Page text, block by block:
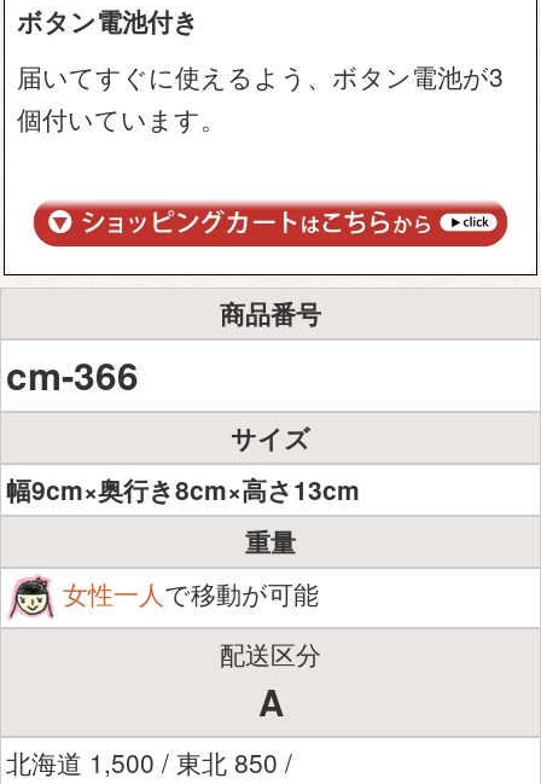
ボタン電池付き
届いてすぐに使えるよう、ボタン電池が3
個付いています。
商品番号
cm-366
サイズ
幅9cm×奥行き8cm×高さ13cm
重量
女性一人で移動が可能
配送区分
A
北海道 1,500 / 東北 850 /